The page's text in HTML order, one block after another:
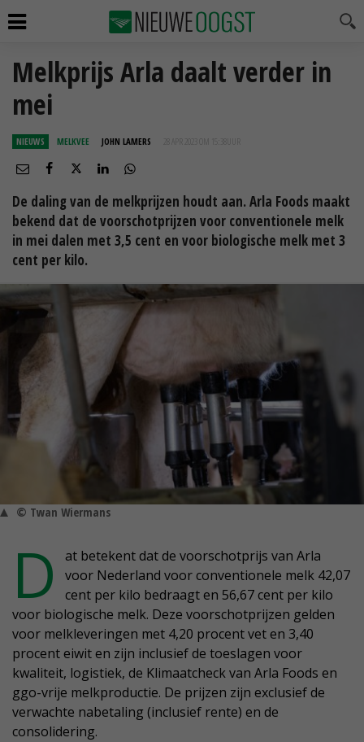
Melkprijs Arla daalt verder in
mei
NIEUWS MELKVEE JOHN LAMERS 28 APR 2023 OM 15:38
De daling van de melkprijzen houdt aan. Arla Foods maakt
bekend dat de voorschotprijzen voor conventionele melk
in mei dalen met 3,5 cent en voor biologische melk met 3
cent per kilo.
© Twan Wiermans
D
at betekent dat de voorschotprijs van Arla
voor Nederland voor conventionele melk 42,07
cent per kilo bedraagt en 56,67 cent per kilo
voor biologische melk. Deze voorschotprijzen gelden
voor melkleveringen met 4,20 procent vet en 3,40
procent eiwit en zijn inclusief de toeslagen voor
kwaliteit, logistiek, de Klimaatcheck van Arla Foods en
ggo-vrije melkproductie. De prijzen zijn exclusief de
verwachte nabetaling (inclusief rente) en de
consolidering.